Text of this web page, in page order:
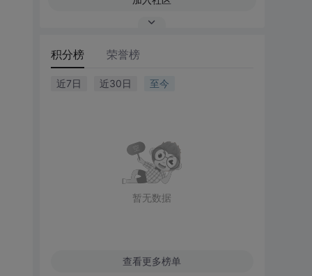
积分榜 荣誉榜
近7日 近30日 至今
暂无数据
查看更多榜单